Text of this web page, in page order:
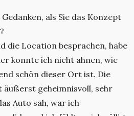
als Sie das Konzept
die Location besprachen, habe
konnte ich nicht ahnen, wie
schön dieser Ort ist. Die
geheimnisvoll, sehr
Auto sah, war ich